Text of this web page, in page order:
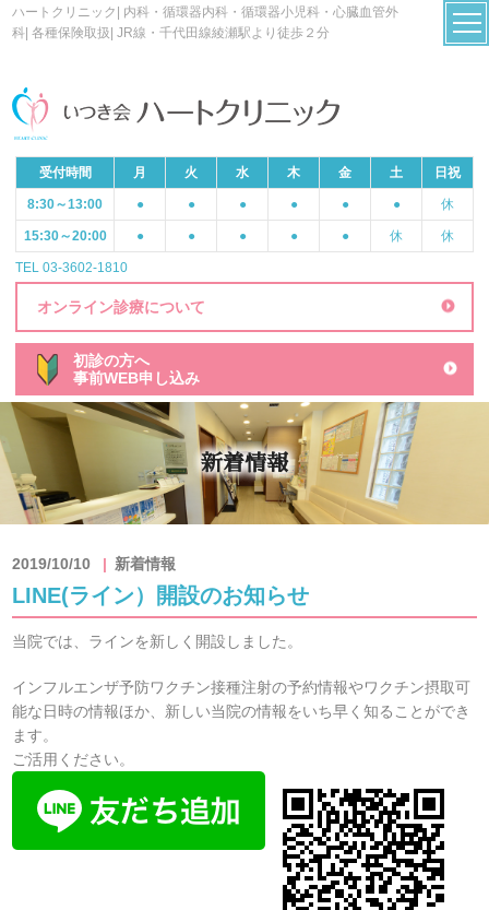
ハートクリニック| 内科・循環器内科・循環器小児科・心臓血管外
科| 各種保険取扱| JR線・千代田線綾瀬駅より徒歩２分
受付時間 月 火 水 木 金 土 日祝
8:30～13:00 ● ● ● ● ● ● 休
15:30～20:00 ● ● ● ● ● 休 休
TEL 03-3602-1810
オンライン診療について
初診の方へ
事前WEB申し込み
新着情報
2019/10/10 新着情報
LINE(ライン）開設のお知らせ
当院では、ラインを新しく開設しました。
インフルエンザ予防ワクチン接種注射の予約情報やワクチン摂取可
能な日時の情報ほか、新しい当院の情報をいち早く知ることができ
ます。
ご活用ください。